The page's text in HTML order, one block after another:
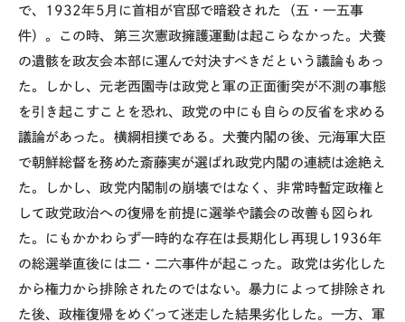
で、1932年5月に首相が官邸で暗殺された（五・一五事
件）。この時、第三次憲政擁護運動は起こらなかった。犬養
の遺骸を政友会本部に運んで対決すべきだという議論もあっ
た。しかし、元老西園寺は政党と軍の正面衝突が不測の事態
を引き起こすことを恐れ、政党の中にも自らの反省を求める
議論があった。横綱相撲である。犬養内閣の後、元海軍大臣
で朝鮮総督を務めた斎藤実が選ばれ政党内閣の連続は途絶え
た。しかし、政党内閣制の崩壊ではなく、非常時暫定政権と
して政党政治への復帰を前提に選挙や議会の改善も図られ
た。にもかかわらず一時的な存在は長期化し再現し1936年
の総選挙直後には二・二六事件が起こった。政党は劣化した
から権力から排除されたのではない。暴力によって排除され
た後、政権復帰をめぐって迷走した結果劣化した。一方、軍